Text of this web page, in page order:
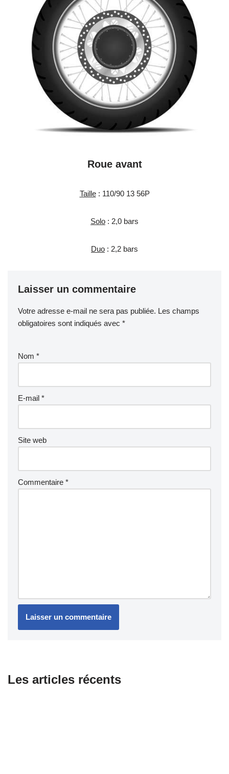
Roue avant
Taille: 110/90 13 56P
Solo : 2,0 bars
Duo : 2,2 bars
Laisser un commentaire
Votre adresse e-mail ne sera pas publiée. Les champs
obligatoires sont indiqués avec *
Nom *
E-mail *
Site web
Commentaire *
Les articles récents